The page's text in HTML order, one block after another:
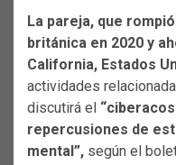
La pareja, que
británica en 2020 y
California, Estados
actividades
discutirá el
repercusiones de
mental”, según el